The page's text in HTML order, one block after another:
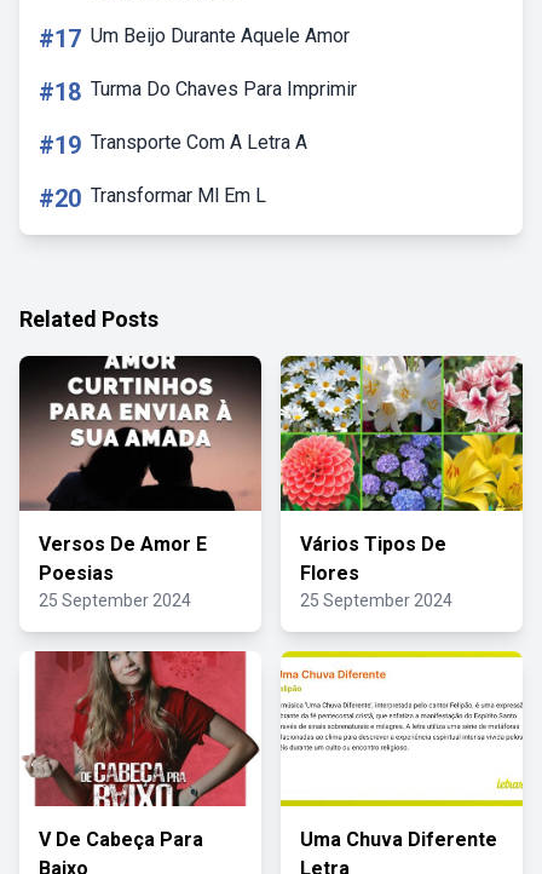
#17 Um Beijo Durante Aquele Amor
#18 Turma Do Chaves Para Imprimir
#19 Transporte Com A Letra A
#20 Transformar Ml Em L
Related Posts
Versos De Amor E
Poesias
25 September 2024
Vários Tipos De
Flores
25 September 2024
V De Cabeça Para
Baixo
Uma Chuva Diferente
Letra